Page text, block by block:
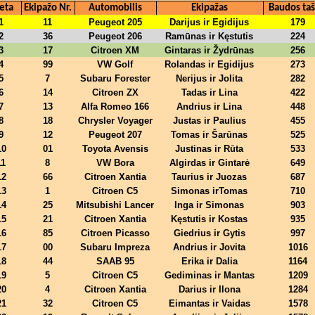
Ekipažo Nr. Automobilis Ekipažas
Baudos
11 Peugeot 205 Darijus ir Egidijus
179
36 Peugeot 206 Ramūnas ir Kęstutis
224
17 Citroen XM Gintaras ir Žydrūnas
256
99 VW Golf Rolandas ir Egidijus
273
7 Subaru Forester Nerijus ir Jolita
282
14 Citroen ZX Tadas ir Lina
422
13 Alfa Romeo 166 Andrius ir Lina
448
18 Chrysler Voyager Justas ir Paulius
455
12 Peugeot 207 Tomas ir Šarūnas
525
01 Toyota Avensis Justinas ir Rūta
533
8 VW Bora Algirdas ir Gintarė
649
66 Citroen Xantia Taurius ir Juozas
687
1 Citroen C5 Simonas irTomas
710
25 Mitsubishi Lancer Inga ir Simonas
903
21 Citroen Xantia Kęstutis ir Kostas
935
85 Citroen Picasso Giedrius ir Gytis
997
00 Subaru Impreza Andrius ir Jovita
1016
44 SAAB 95 Erika ir Dalia
1164
5 Citroen C5 Gediminas ir Mantas
1209
4 Citroen Xantia Darius ir Ilona
1284
32 Citroen C5 Eimantas ir Vaidas
1578